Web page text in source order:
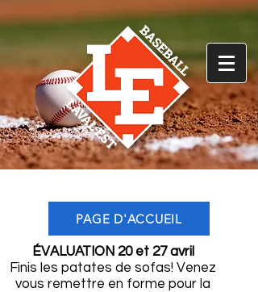
PAGE D'ACCUEIL
ÉVALUATION 20 et 27 avril
Finis les patates de sofas! Venez
vous remettre en forme pour la